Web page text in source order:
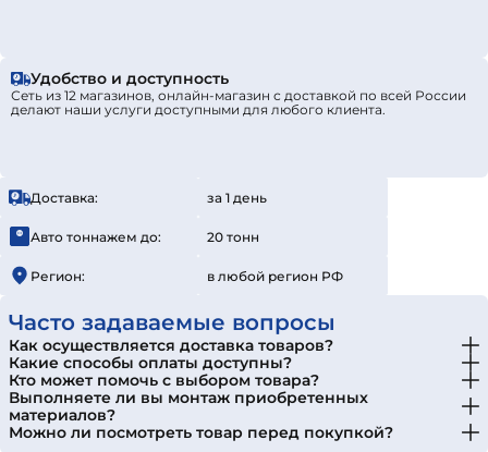
Удобство и доступность
Сеть из 12 магазинов, онлайн-магазин с доставкой по всей России
делают наши услуги доступными для любого клиента.
Доставка: за 1 день
Авто тоннажем до: 20 тонн
Регион: в любой регион РФ
Часто задаваемые вопросы
Как осуществляется доставка товаров?
Какие способы оплаты доступны?
Кто может помочь с выбором товара?
Выполняете ли вы монтаж приобретенных
материалов?
Можно ли посмотреть товар перед покупкой?